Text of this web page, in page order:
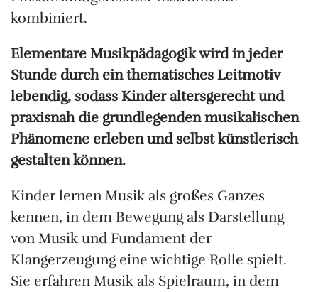
kombiniert.
Elementare Musikpädagogik wird in jeder
Stunde durch ein thematisches Leitmotiv
lebendig, sodass Kinderaltersgerecht und
praxisnah die grundlegenden musikalischen
Phänomene erleben und selbst künstlerisch
gestalten können.
Kinder lernen Musik als großes Ganzes
kennen, in dem Bewegung als Darstellung
von Musik und Fundament der
Klangerzeugung eine wichtige Rolle spielt.
Sie erfahren Musik als Spielraum, in dem